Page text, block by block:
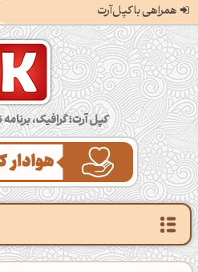
همراهی با کپل‌آرت
کپل‌آرت؛ گرافیک، برنامه‌نویسی و خلاقیت